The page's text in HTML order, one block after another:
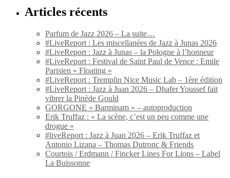
Articles récents
Parfum de Jazz 2026 – La suite…
#LiveReport : Les miscellanées de Jazz à Junas 2026
#LiveReport : Jazz à Junas – la Pologne à l’honneur
#LiveReport : Festival de Saint Paul de Vence : Emile
Parisien « Floating »
#LiveReport : Tremplin Nice Music Lab – 1ère édition
#LiveReport : Jazz à Juan 2026 – Dhafer Youssef fait
vibrer la Pinède Gould
GORGONE « Barminam » – autoproduction
Erik Truffaz : « La scène, c’est un peu comme une
drogue »
#liveReport : Jazz à Juan 2026 – Erik Truffaz et
Antonio Lizana – Thomas Dutronc & Friends
Courtois / Erdmann / Fincker Lines For Lions – Label
La Buissonne